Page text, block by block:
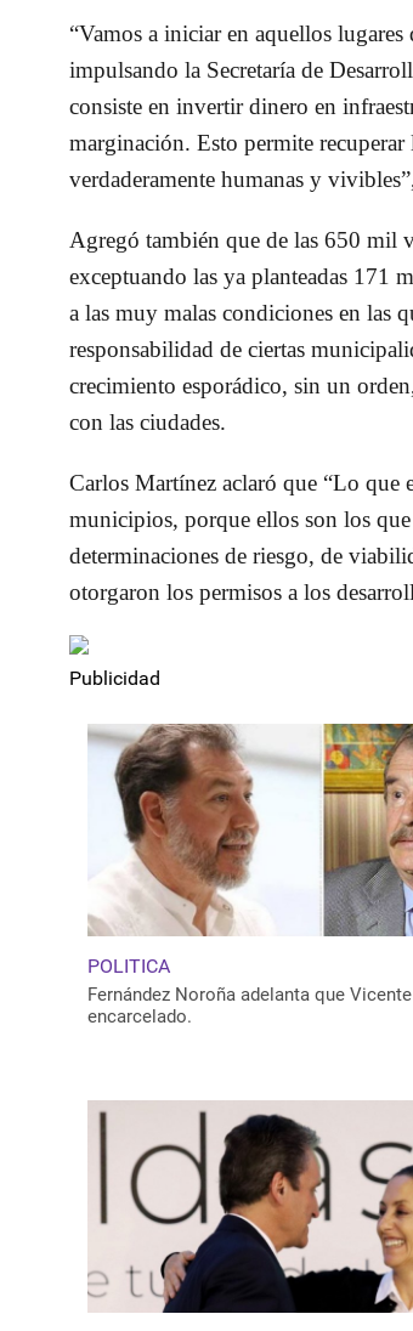
“Vamos a iniciar en aquellos
impulsando la Secretaría de
consiste en invertir dinero en
marginación. Esto permite
verdaderamente humanas y
Agregó también que de las 650 mil
exceptuando las ya planteadas 171
a las muy malas condiciones en las
responsabilidad de ciertas
crecimiento esporádico, sin un
con las ciudades.
Carlos Martínez aclaró que “Lo que
municipios, porque ellos son los
determinaciones de riesgo, de
otorgaron los permisos a los
Publicidad
POLITICA
Fernández Noroña adelanta que
encarcelado.